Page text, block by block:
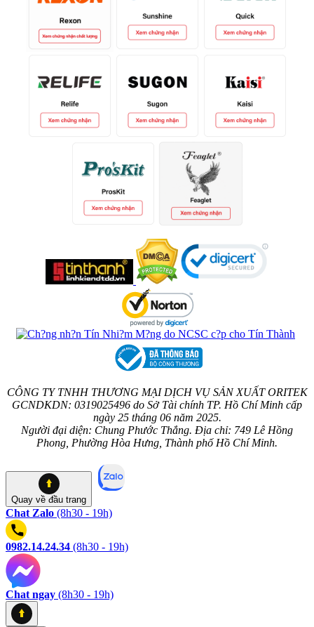
CÔNG TY TNHH THƯƠNG MẠI DỊCH VỤ SẢN XUẤT ORITEK
GCNDKDN: 0319025496 do Sở Tài chính TP. Hồ Chí Minh cấp
ngày 25 tháng 06 năm 2025.
Người đại diện: Chung Phước Thắng. Địa chỉ: 749 Lê Hồng
Phong, Phường Hòa Hưng, Thành phố Hồ Chí Minh.
Quay về đầu trang
Chat Zalo (8h30 - 19h)
0982.14.24.34 (8h30 - 19h)
Chat ngay (8h30 - 19h)